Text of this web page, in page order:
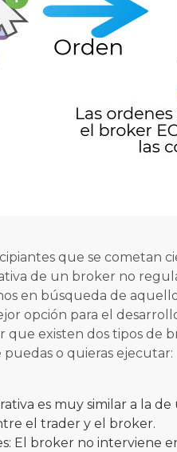
que se cometan
de un broker no
en búsqueda de
opción para el
que existen dos tipos de
o quieras ejecutar:
es muy similar a la
el trader y el broker.
El broker no interviene